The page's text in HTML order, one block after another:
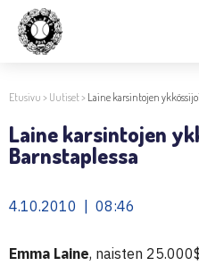
Etusivu > Uutiset> Laine karsintojen
Laine karsintojen
Barnstaplessa
4.10.2010 | 08:46
Emma Laine, naisten